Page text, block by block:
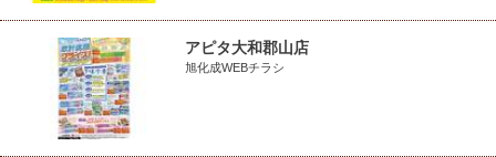
アピタ大和郡山店
旭化成WEBチラシ